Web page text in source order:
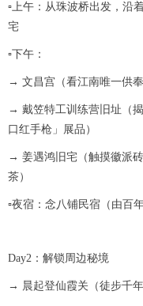
▫️上午：从珠波桥出发，沿
宅
▫️下午：
→ 文昌宫（看江南唯一供
→ 戴笠特工训练营旧址（
口红手枪」展品）
→ 姜遇鸿旧宅（触摸徽派
茶）
▫️夜宿：念八铺民宿（由百
Day2：解锁周边秘境
→ 晨起登仙霞关（徒步千